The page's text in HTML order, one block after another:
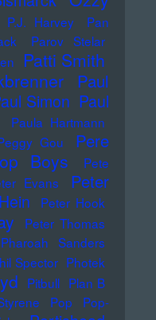
P.J. Harvey
Pan
Parov Stelar
Patti Smith
Paul
Simon Paul
Paula Hartmann
Gou
Pere
Boys
Pete
Evans
Peter
Peter Hook
Peter Thomas
Pharoah Sanders
Spector Photek
Pitbull Plan B
Pop
Pop-